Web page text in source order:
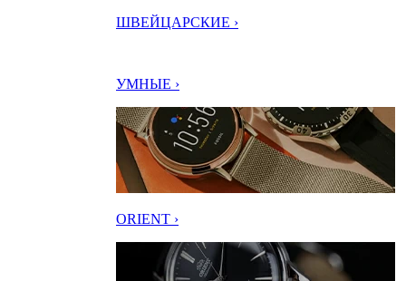
ШВЕЙЦАРСКИЕ ›
УМНЫЕ ›
ORIENT ›